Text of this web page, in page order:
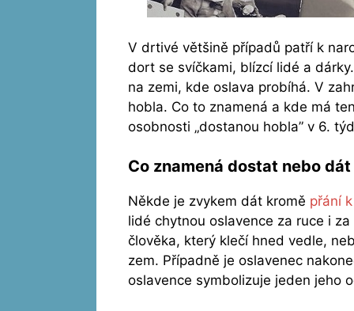
V drtivé většině případů patří k
dort se svíčkami, blízcí lidé a
na zemi, kde oslava probíhá. V
hobla. Co to znamená a kde má
osobnosti „dostanou hobla” v 6.
Co znamená dostat nebo
Někde je zvykem dát kromě přání
lidé chytnou oslavence za ruce i
člověka, který klečí hned vedle,
zem. Případně je oslavenec
oslavence symbolizuje jeden jeho